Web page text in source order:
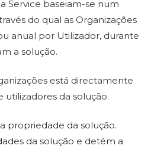
Service baseiam-se num
do qual as Organizações
anual por Utilizador, durante
a solução.
está directamente
utilizadores da solução.
propriedade da solução.
da solução e detém a